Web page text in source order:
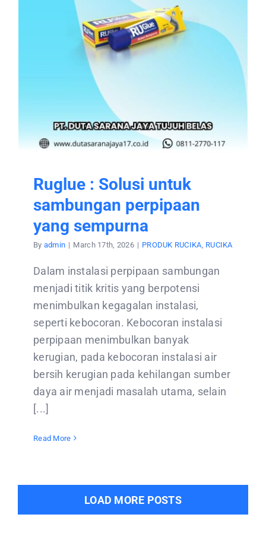
Ruglue : Solusi untuk
sambungan perpipaan
yang sempurna
By admin | March 17th, 2026 | PRODUK RUCIKA RUCIKA
Dalam instalasi perpipaan sambungan
menjadi titik kritis yang berpotensi
menimbulkan kegagalan instalasi,
seperti kebocoran. Kebocoran instalasi
perpipaan menimbulkan banyak
kerugian, pada kebocoran instalasi air
bersih kerugian pada kehilangan sumber
daya air menjadi masalah utama, selain
[...]
Read More
LOAD MORE POSTS